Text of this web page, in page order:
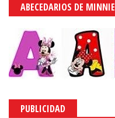
ABECEDARIOS DE MINNIE
PUBLICIDAD